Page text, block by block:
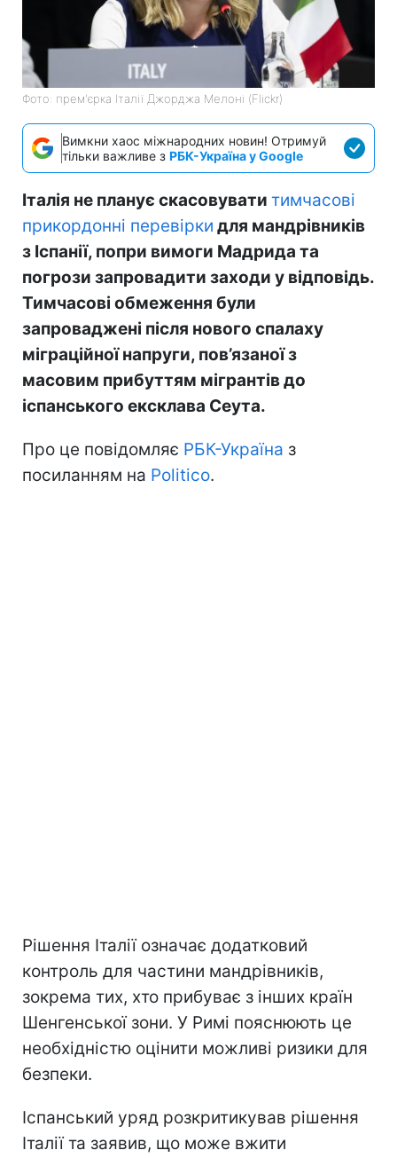
Фото: прем'єрка Італії Джорджа Мелоні (Flickr)
Вимкни хаос міжнародних новин! Отримуй
тільки важливе з РБК-Україна у Google
Італія не планує скасовувати тимчасові
прикордонні перевірки для мандрівників
з Іспанії, попри вимоги Мадрида та
погрози запровадити заходи у відповідь.
Тимчасові обмеження були
запроваджені після нового спалаху
міграційної напруги, пов’язаної з
масовим прибуттям мігрантів до
іспанського ексклава Сеута.
Про це повідомляє РБК-Україна з
посиланням на Politico.
Рішення Італії означає додатковий
контроль для частини мандрівників,
зокрема тих, хто прибуває з інших країн
Шенгенської зони. У Римі пояснюють це
необхідністю оцінити можливі ризики для
безпеки.
Іспанський уряд розкритикував рішення
Італії та заявив, що може вжити